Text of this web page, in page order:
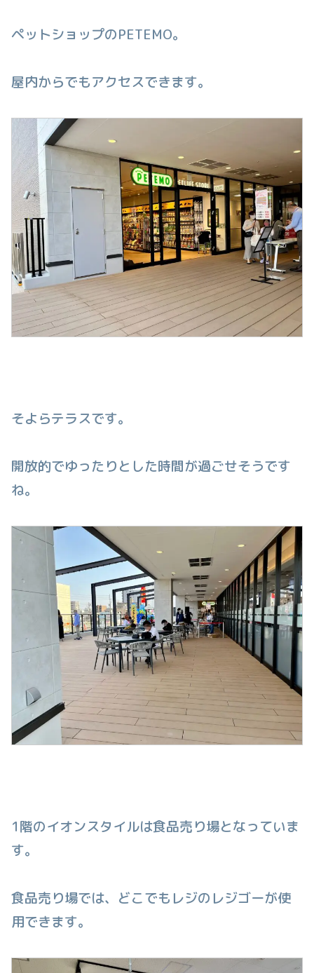
ペットショップのPETEMO。
屋内からでもアクセスできます。
そよらテラスです。
開放的でゆったりとした時間が過ごせそうです
ね。
1階のイオンスタイルは食品売り場となっていま
す。
食品売り場では、どこでもレジのレジゴーが使
用できます。